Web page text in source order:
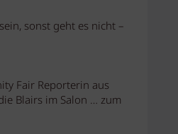
sonst geht es nicht –
Fair Reporterin aus
Blairs im Salon … zum